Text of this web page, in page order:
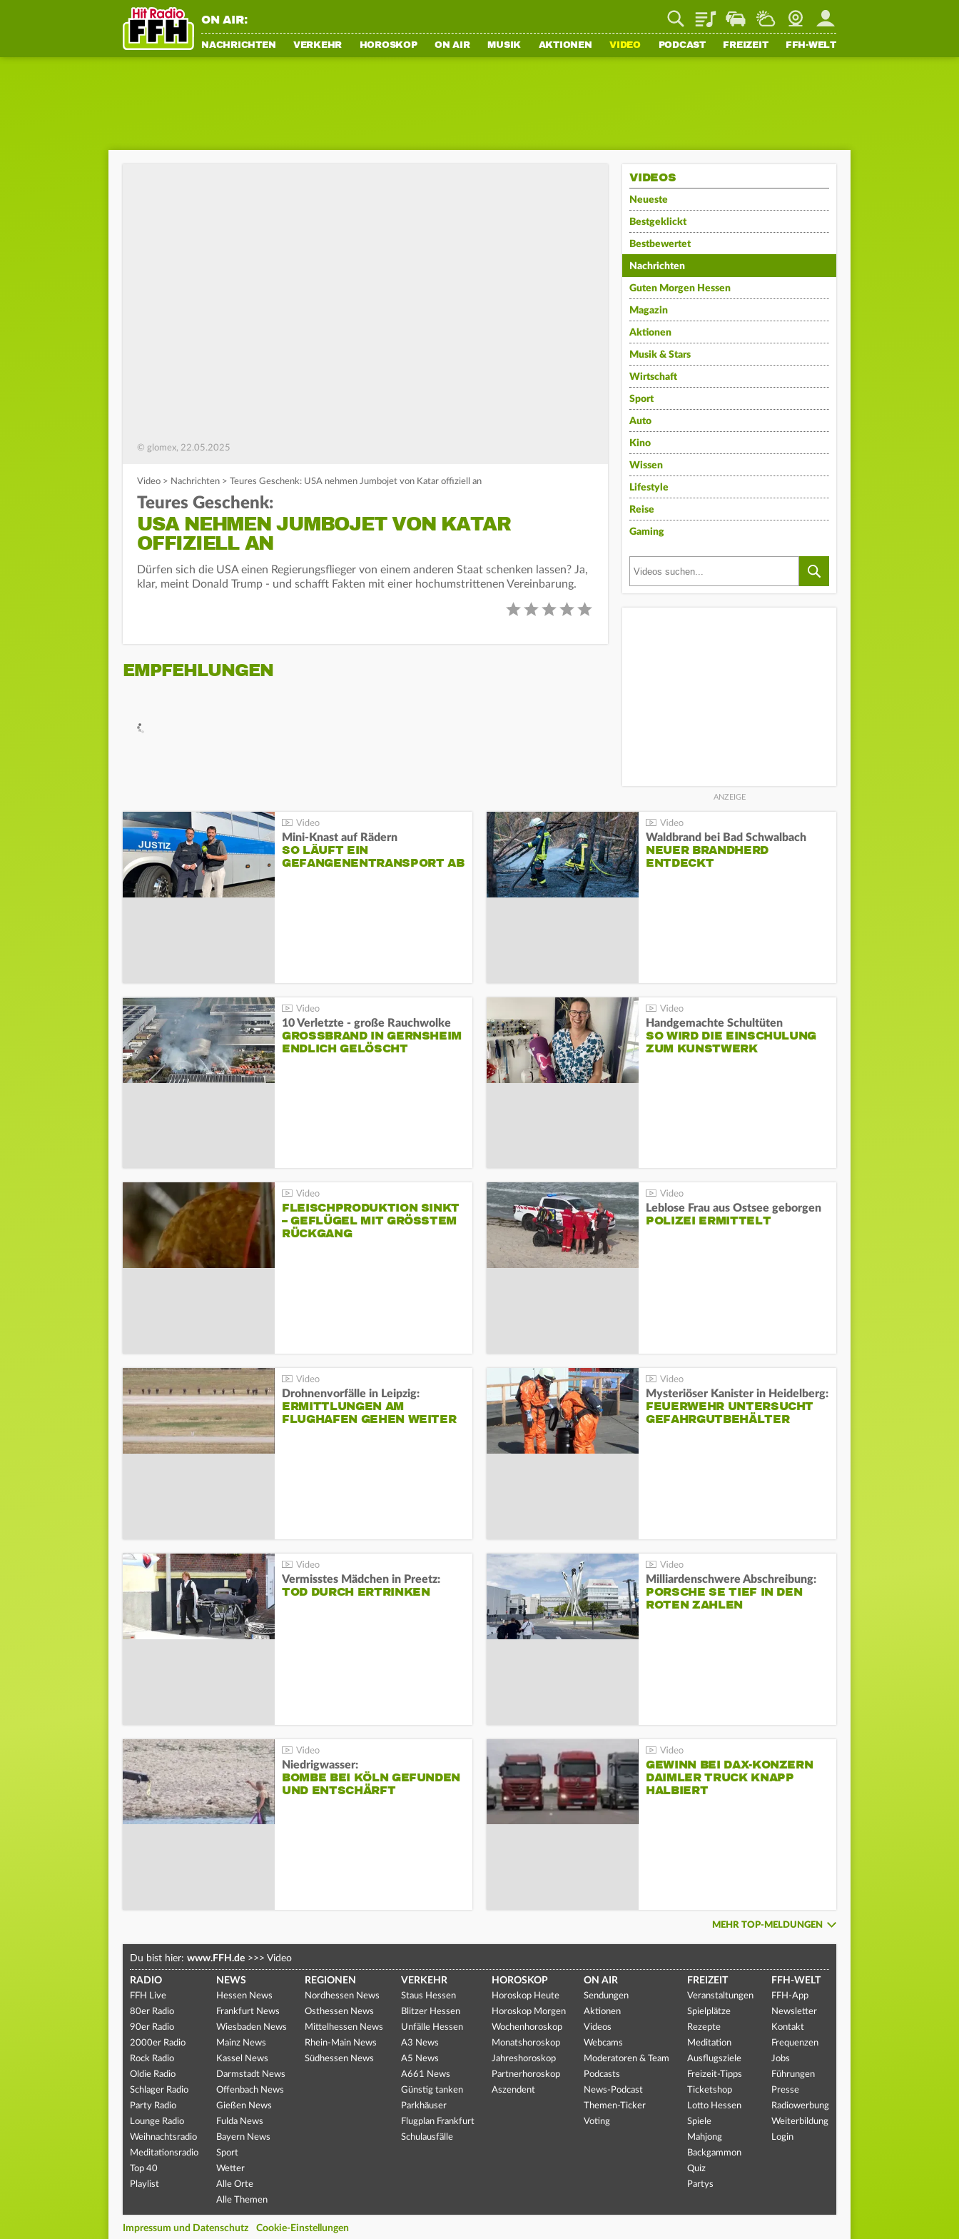
ON AIR: PlaylistStaupilotWetterWebcamMein FFH
NACHRICHTEN VERKEHR HOROSKOP ON AIR MUSIK AKTIONEN VIDEO PODCAST FREIZEIT FFH-WELT
© glomex, 22.05.2025
Video > Nachrichten > Teures Geschenk: USA nehmen Jumbojet von Katar offiziell an
Teures Geschenk:
USA NEHMEN JUMBOJET VON KATAR
OFFIZIELL AN
Dürfen sich die USA einen Regierungsflieger von einem anderen Staat schenken lassen? Ja,
klar, meint Donald Trump - und schafft Fakten mit einer hochumstrittenen Vereinbarung.
EMPFEHLUNGEN
VIDEOS
Neueste
Bestgeklickt
Bestbewertet
Nachrichten
Guten Morgen Hessen
Magazin
Aktionen
Musik & Stars
Wirtschaft
Sport
Auto
Kino
Wissen
Lifestyle
Reise
Gaming
Mini-Knast auf Rädern
SO LÄUFT EIN
GEFANGENENTRANSPORT AB
Waldbrand bei Bad Schwalbach
NEUER BRANDHERD
ENTDECKT
10 Verletzte - große Rauchwolke
GROSSBRAND IN GERNSHEIM E
NDLICH GELÖSCHT
Handgemachte Schultüten
SO WIRD DIE EINSCHULUNG
ZUM KUNSTWERK
FLEISCHPRODUKTION SINKT
– GEFLÜGEL MIT GRÖSSTEM R
ÜCKGANG
Leblose Frau aus Ostsee geborgen
POLIZEI ERMITTELT
Drohnenvorfälle in Leipzig:
ERMITTLUNGEN AM
FLUGHAFEN GEHEN WEITER
Mysteriöser Kanister in Heidelberg:
FEUERWEHR UNTERSUCHT
GEFAHRGUTBEHÄLTER
Vermisstes Mädchen in Preetz:
TOD DURCH ERTRINKEN
Milliardenschwere Abschreibung:
PORSCHE SE TIEF IN DEN
ROTEN ZAHLEN
Niedrigwasser:
BOMBE BEI KÖLN GEFUNDEN
UND ENTSCHÄRFT
GEWINN BEI DAX-KONZERN
DAIMLER TRUCK KNAPP
HALBIERT
MEHR TOP-MELDUNGEN
Du bist hier: www.FFH.de >>> Video
RADIO
FFH Live
80er Radio
90er Radio
2000er Radio
Rock Radio
Oldie Radio
Schlager Radio
Party Radio
Lounge Radio
Weihnachtsradio
Meditationsradio
Top 40
Playlist
NEWS
Hessen News
Frankfurt News
Wiesbaden News
Mainz News
Kassel News
Darmstadt News
Offenbach News
Gießen News
Fulda News
Bayern News
Sport
Wetter
Alle Orte
Alle Themen
REGIONEN
Nordhessen News
Osthessen News
Mittelhessen News
Rhein-Main News
Südhessen News
VERKEHR
Staus Hessen
Blitzer Hessen
Unfälle Hessen
A3 News
A5 News
A661 News
Günstig tanken
Parkhäuser
Flugplan Frankfurt
Schulausfälle
HOROSKOP
Horoskop Heute
Horoskop Morgen
Wochenhoroskop
Monatshoroskop
Jahreshoroskop
Partnerhoroskop
Aszendent
ON AIR
Sendungen
Aktionen
Videos
Webcams
Moderatoren & Team
Podcasts
News-Podcast
Themen-Ticker
Voting
FREIZEIT
Veranstaltungen
Spielplätze
Rezepte
Meditation
Ausflugsziele
Freizeit-Tipps
Ticketshop
Lotto Hessen
Spiele
Mahjong
Backgammon
Quiz
Partys
FFH-WELT
FFH-App
Newsletter
Kontakt
Frequenzen
Jobs
Führungen
Presse
Radiowerbung
Weiterbildung
Login
Impressum und Datenschutz Cookie-Einstellungen